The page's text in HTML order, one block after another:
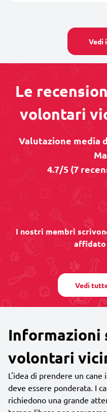
Vedi
Le
volontari
Valutazione media
4.7/5 (7
I nostri membri
affidato
Vedi
Informazioni
volontari
L'idea di prendere un cane
deve essere ponderata. I
richiedono una grande